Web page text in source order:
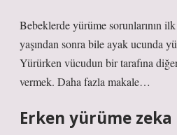
Bebeklerde yürüme sorunlarının
yaşından sonra bile ayak ucunda
Yürürken vücudun bir tarafına
vermek. Daha fazla makale…
Erken yürüme